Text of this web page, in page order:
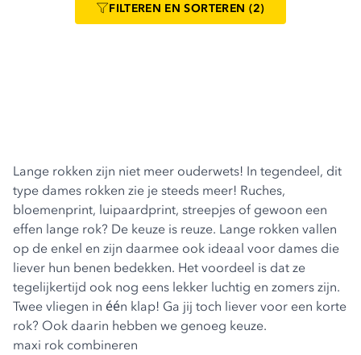
FILTEREN EN SORTEREN (2)
Lange rokken zijn niet meer ouderwets! In tegendeel, dit
type dames rokken zie je steeds meer! Ruches,
bloemenprint, luipaardprint, streepjes of gewoon een
effen lange rok? De keuze is reuze. Lange rokken vallen
op de enkel en zijn daarmee ook ideaal voor dames die
liever hun benen bedekken. Het voordeel is dat ze
tegelijkertijd ook nog eens lekker luchtig en zomers zijn.
Twee vliegen in één klap! Ga jij toch liever voor een korte
rok? Ook daarin hebben we genoeg keuze.
maxi rok combineren